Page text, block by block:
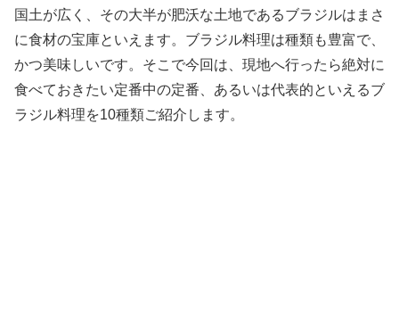
国土が広く、その大半が肥沃な土地であるブラジルはまさ
に食材の宝庫といえます。ブラジル料理は種類も豊富で、
かつ美味しいです。そこで今回は、現地へ行ったら絶対に
食べておきたい定番中の定番、あるいは代表的といえるブ
ラジル料理を10種類ご紹介します。